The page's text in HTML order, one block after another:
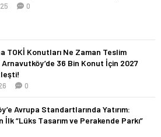
0
TOKİ Konutları Ne Zaman Teslim
36 Bin Konut İçin 2027
0
Avrupa Standartlarında Yatırım:
İlk “Lüks Tasarım ve Perakende Parkı”